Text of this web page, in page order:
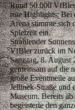
Rund 50.000
rote Highlights: Bei
Arena stimmte sich
Spielzeit ein.
Strahlender
VfBler zurück im
Samstag, 8. August
gemeinsam auf die
große Eventmeile
Jellinek-Straße und
Museum. Bereits
begeisterte den